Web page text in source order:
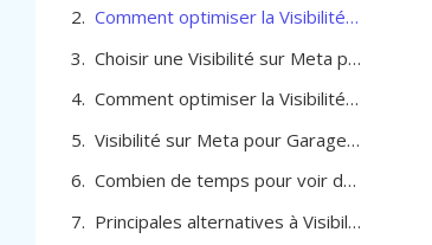
Comment optimiser la Visibilité sur Meta pour Garage Automobile à Woluwe-Saint-Lambert
Choisir une Visibilité sur Meta pour Garage Automobile à Woluwe-Saint-Lambert adaptée à vos objectifs locaux
Comment optimiser la Visibilité sur Meta pour Garage Automobile à Woluwe-Saint-Lambert
Visibilité sur Meta pour Garage Automobile à Woluwe-Saint-Lambert
Combien de temps pour voir des résultats avec Visibilité sur Meta pour ton garage à Woluwe Saint Lambert
Principales alternatives à Visibilité sur Meta pour Garage Automobile à Woluwe-Saint-Lambert